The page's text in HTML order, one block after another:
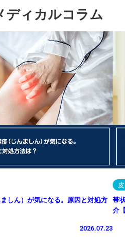
ディカルコラム
しん）が気になる。原因と対処方
2026.07.23
帯
介